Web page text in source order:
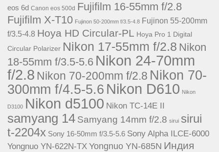
eos 6d Canon eos 500d Fujifilm 16-55mm f/2.8
Fujifilm X-T10 Fujinon 50-200mm f/3.5-4.8 Fujinon 55-200mm
f/3.5-4.8 Hoya HD Circular-PL Hoya Pro 1 Digital
Circular Polarizer Nikon 17-55mm f/2.8 Nikon
18-55mm f/3.5-5.6 Nikon 24-70mm
f/2.8 Nikon 70-200mm f/2.8 Nikon 70-
300mm f/4.5-5.6 Nikon D610 Nikon
D3100 Nikon d5100 Nikon TC-14E II
samyang 14 Samyang 14mm f/2.8 sirui sirui
t-2204x Sony 16-50mm f/3.5-5.6 Sony Alpha ILCE-6000
Yongnuo YN-622N-TX Yongnuo YN-685N Индия